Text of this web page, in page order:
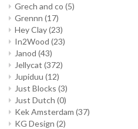
Grech and co (5)
Grennn (17)
Hey Clay(23)
In2Wood (23)
Janod (43)
Jellycat (372)
Jupiduu (12)
Just Blocks (3)
Just Dutch (0)
Kek Amsterdam (37)
KG Design (2)